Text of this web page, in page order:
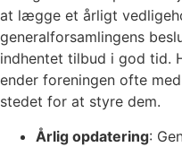
at lægge et årligt
generalforsamlingens
indhentet tilbud i god tid.
ender foreningen ofte
stedet for at styre dem.
Årlig opdatering: